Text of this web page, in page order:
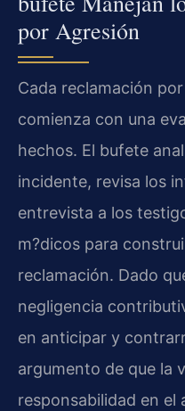
por Agresión
Cada reclamación
comienza con una
hechos. El bufete
incidente, revisa los
entrevista a los
m?dicos para
reclamación. Dado
negligencia
en anticipar y
argumento de que la
responsabilidad en el